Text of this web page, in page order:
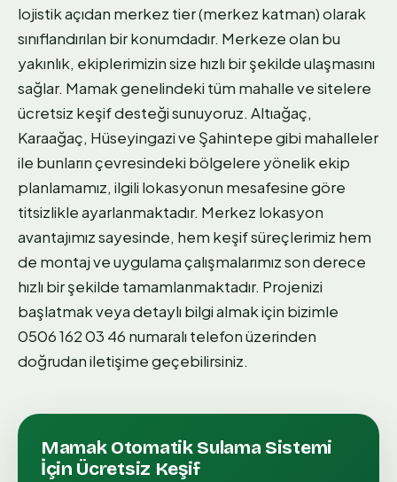
lojistik açıdan merkez tier (merkez katman) olarak
sınıflandırılan bir konumdadır. Merkeze olan bu
yakınlık, ekiplerimizin size hızlı bir şekilde ulaşmasını
sağlar. Mamak genelindeki tüm mahalle ve sitelere
ücretsiz keşif desteği sunuyoruz. Altıağaç,
Karaağaç, Hüseyingazi ve Şahintepe gibi mahalleler
ile bunların çevresindeki bölgelere yönelik ekip
planlamamız, ilgili lokasyonun mesafesine göre
titsizlikle ayarlanmaktadır. Merkez lokasyon
avantajımız sayesinde, hem keşif süreçlerimiz hem
de montaj ve uygulama çalışmalarımız son derece
hızlı bir şekilde tamamlanmaktadır. Projenizi
başlatmak veya detaylı bilgi almak için bizimle
0506 162 03 46 numaralı telefon üzerinden
doğrudan iletişime geçebilirsiniz.
Mamak Otomatik Sulama Sistemi
İçin Ücretsiz Keşif